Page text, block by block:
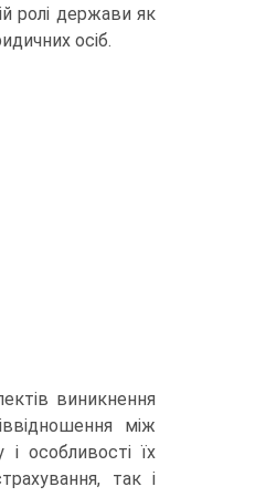
ролі держави як
осіб.
виникнення
між
особливості їх
так і